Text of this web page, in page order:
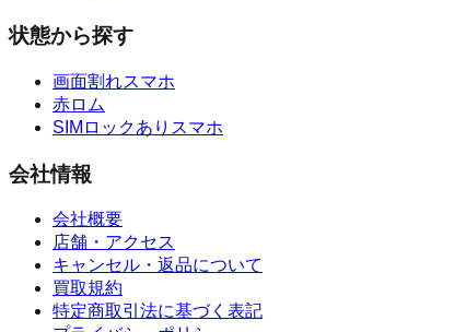
状態から探す
画面割れスマホ
赤ロム
SIMロックありスマホ
会社情報
会社概要
店舗・アクセス
キャンセル・返品について
買取規約
特定商取引法に基づく表記